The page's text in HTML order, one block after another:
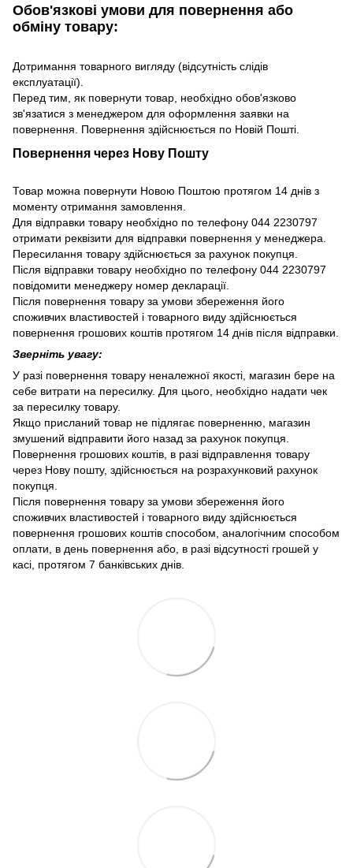
Обов'язкові умови для повернення або
обміну товару:
Дотримання товарного вигляду (відсутність слідів
експлуатації).
Перед тим, як повернути товар, необхідно обов'язково
зв'язатися з менеджером для оформлення заявки на
повернення. Повернення здійснюється по Новій Пошті.
Повернення через Нову Пошту
Товар можна повернути Новою Поштою протягом 14 днів з
моменту отримання замовлення.
Для відправки товару необхідно по телефону 044 2230797
отримати реквізити для відправки повернення у менеджера.
Пересилання товару здійснюється за рахунок покупця.
Після відправки товару необхідно по телефону 044 2230797
повідомити менеджеру номер декларації.
Після повернення товару за умови збереження його
споживчих властивостей і товарного виду здійснюється
повернення грошових коштів протягом 14 днів після відправки.
Зверніть увагу:
У разі повернення товару неналежної якості, магазин бере на
себе витрати на пересилку. Для цього, необхідно надати чек
за пересилку товару.
Якщо присланий товар не підлягає поверненню, магазин
змушений відправити його назад за рахунок покупця.
Повернення грошових коштів, в разі відправлення товару
через Нову пошту, здійснюється на розрахунковий рахунок
покупця.
Після повернення товару за умови збереження його
споживчих властивостей і товарного виду здійснюється
повернення грошових коштів способом, аналогічним способом
оплати, в день повернення або, в разі відсутності грошей у
касі, протягом 7 банківських днів.